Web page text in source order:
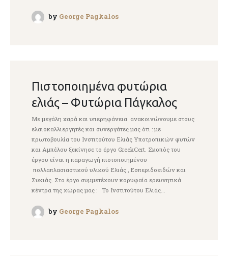
by George Pagkalos
Πιστοποιημένα φυτώρια
ελιάς – Φυτώρια Πάγκαλος
Με μεγάλη χαρά και υπερηφάνεια ανακοινώνουμε στους
ελαιοκαλλιεργητές και συνεργάτες μας ότι : με
πρωτοβουλία του Ινστιτούτου Ελιάς Υποτροπικών φυτών
και Αμπέλου ξεκίνησε το έργο GreekCert. Σκοπός του
έργου είναι η παραγωγή πιστοποιημένου
πολλαπλασιαστικού υλικού Ελιάς , Εσπεριδοειδών και
Συκιάς. Στο έργο συμμετέχουν κορυφαία ερευνητικά
κέντρα της χώρας μας : Το Ινστιτούτου Ελιάς...
by George Pagkalos